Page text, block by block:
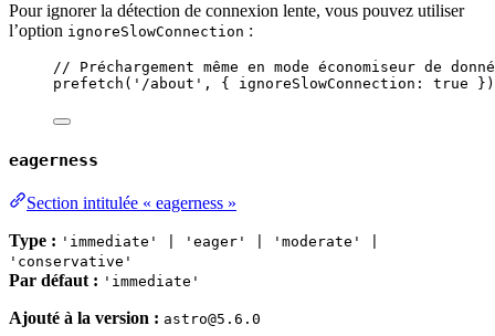
Pour ignorer la détection de connexion lente, vous pouvez utiliser
l’option ignoreSlowConnection :
// Préchargement même en mode économiseur de
prefetch ( ' /about ' , { ignoreSlowConnection: true
eagerness
Section intitulée « eagerness »
Type : 'immediate' | 'eager' | 'moderate' |
'conservative'
Par défaut : 'immediate'
Ajouté à la version : astro@5.6.0